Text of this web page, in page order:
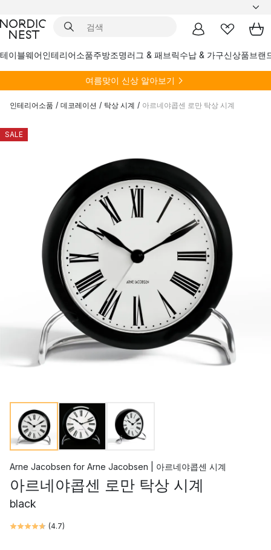
테이블웨어인테리어소품주방조명러그 & 패브릭수납 & 가구신상품브랜
여름맞이 신상 알아보기
인테리어소품 / 데코레이션 / 탁상 시계 / 아르네야콥센 로만 탁상 시계
SALE
Arne Jacobsen for Arne Jacobsen | 아르네야콥센 시계
아르네야콥센 로만 탁상 시계
black
(4.7)